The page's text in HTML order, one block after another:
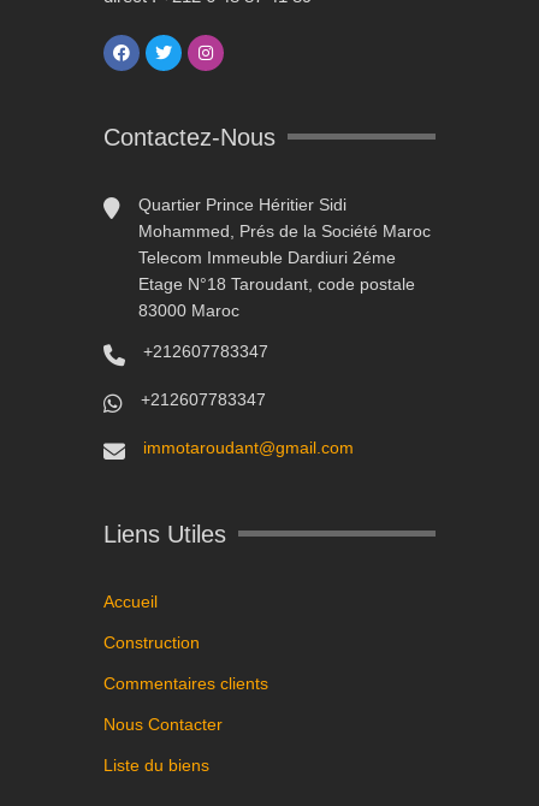
Contactez-Nous
Quartier Prince Héritier Sidi
Mohammed, Prés de la Société Maroc
Telecom Immeuble Dardiuri 2éme
Etage N°18 Taroudant, code postale
83000 Maroc
+212607783347
+212607783347
immotaroudant@gmail.com
Liens Utiles
Accueil
Construction
Commentaires clients
Nous Contacter
Liste du biens